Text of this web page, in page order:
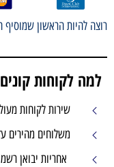
רוצה להיות הראשון שמוסיף
למה לקוחות
שירות לקוחות
משלוחים מהירים עד 7 ימי
אחריות יבואן